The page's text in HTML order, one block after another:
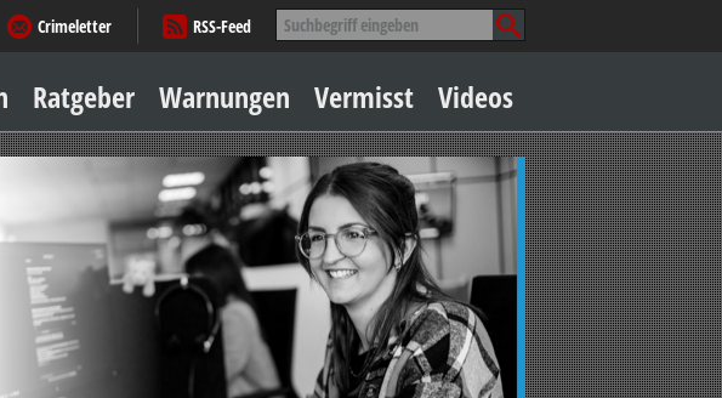
Suche
nach:
Crimeletter
RSS-Feed
Inhalt
springen
Ratgeber
Sicher zu Hause
Geld & Einkauf
Amore & mehr
Mobiles Leben
Arbeitsleben
Warnungen Vermisst Videos